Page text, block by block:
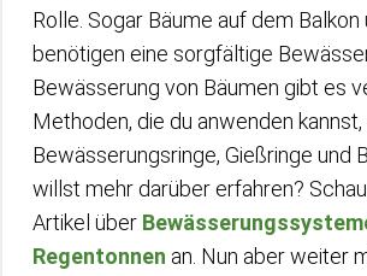
Rolle. Sogar Bäume auf dem Balkon
benötigen eine sorgfältige
Bewässerung von Bäumen gibt es
Methoden, die du anwenden
Bewässerungsringe, Gießringe und
willst mehr darüber erfahren?
Artikel über
Regentonnen an. Nun aber weiter